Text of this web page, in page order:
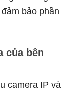
bảo phần
của bên
camera IP và